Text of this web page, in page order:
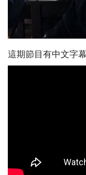
這期節目有中文字